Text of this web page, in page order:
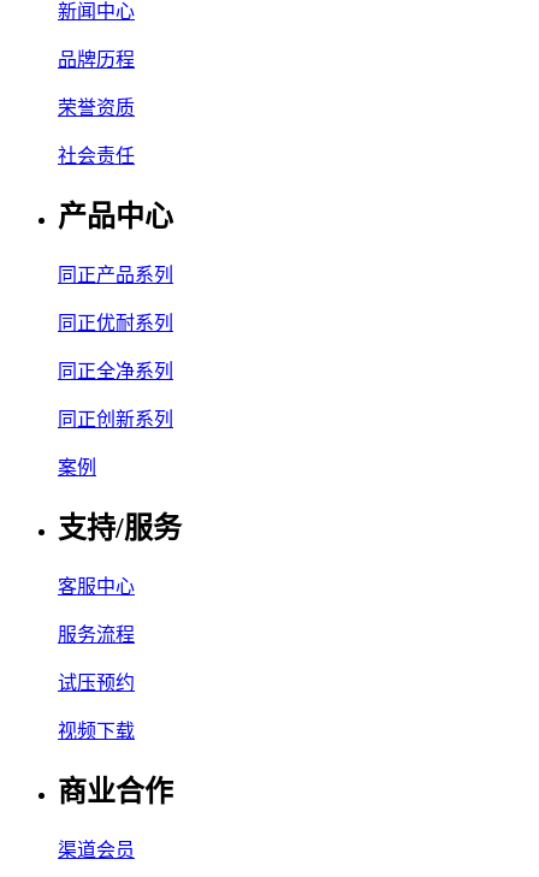
新闻中心
品牌历程
荣誉资质
社会责任
产品中心
同正产品系列
同正优耐系列
同正全净系列
同正创新系列
案例
支持/服务
客服中心
服务流程
试压预约
视频下载
商业合作
渠道会员